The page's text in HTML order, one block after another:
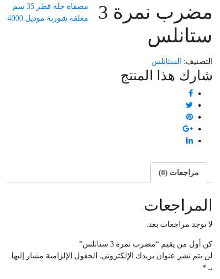
مصفاة حلة قطر 35 سم
معلقة شوربة موديل 4000
مضرب نمرة 3
ستانلس
التصنيف: الستانلس
شارك هذا المنتج
مراجعات (0)
المراجعات
لا توجد مراجعات بعد.
كن أول من يقيم “مضرب نمرة 3 ستانلس”
لن يتم نشر عنوان بريدك الإلكتروني. الحقول الإلزامية مشار إليها
*